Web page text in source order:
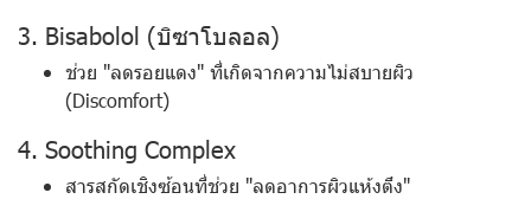
3. Bisabolol (บิซาโบลอล)
ช่วย "ลดรอยแดง" ที่เกิดจากความไม่สบายผิว
(Discomfort)
4. Soothing Complex
สารสกัดเชิงซ้อนที่ช่วย "ลดอาการผิวแห้งตึง"